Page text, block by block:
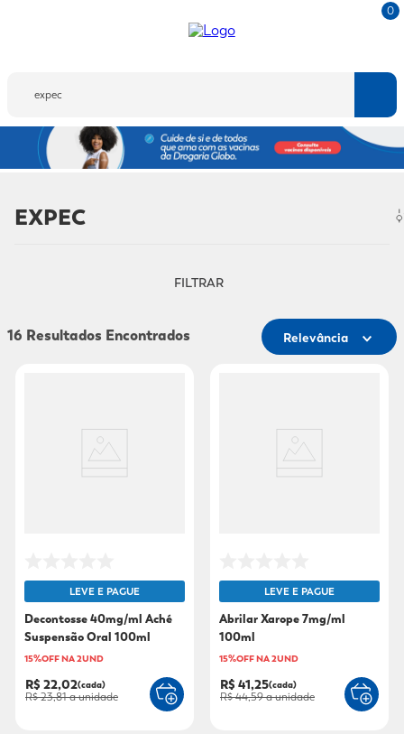
0
EXPEC
FILTRAR
16 Relevância
LEVE E PAGUE
Decontosse 40mg/ml Aché
Suspensão Oral 100ml
15%OFF NA 2UND
R$ 22,02(cada)
R$ 23,81a unidade
LEVE E PAGUE
Abrilar Xarope 7mg/ml
100ml
15%OFF NA 2UND
R$ 41,25(cada)
R$ 44,59a unidade